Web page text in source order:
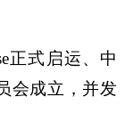
正式启运、中
会成立，并发